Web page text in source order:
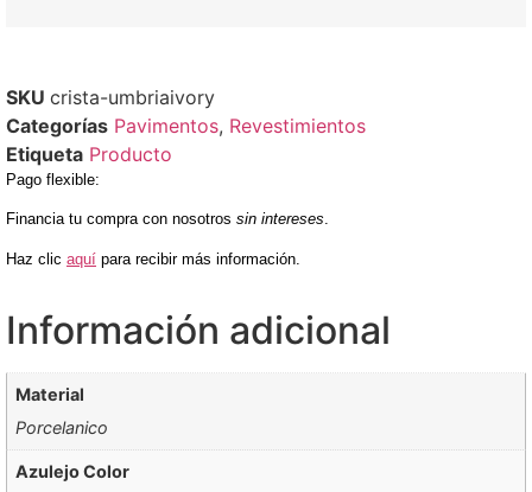
SKU crista-umbriaivory
Categorías Pavimentos, Revestimientos
Etiqueta Producto
Pago flexible:
Financia tu compra con nosotros sin intereses.
Haz clic aquí para recibir más información.
Información adicional
Material
Porcelanico
Azulejo Color